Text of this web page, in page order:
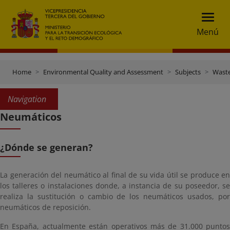
Menú
Home Environmental Quality and Assessment Subjects
Navigation
Neumáticos
¿Dónde se generan?
La generación del neumático al final de su vida útil se produce en
los talleres o instalaciones donde, a instancia de su poseedor, se
realiza la sustitución o cambio de los neumáticos usados, por
neumáticos de reposición.
En España, actualmente están operativos más de 31.000 puntos